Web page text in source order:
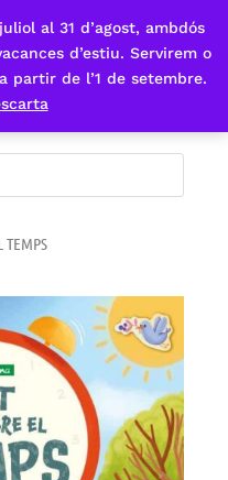
al 31 d’agost, ambdós
d’estiu. Servirem o
partir de l’1 de setembre.
TEMPS